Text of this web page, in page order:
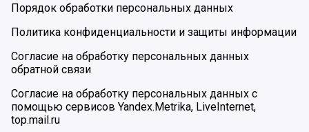
Порядок обработки персональных данных
Политика конфиденциальности и защиты информации
Согласие на обработку персональных данных
обратной связи
Согласие на обработку персональных данных с
помощью сервисов Yandex.Metrika, LiveInternet,
top.mail.ru